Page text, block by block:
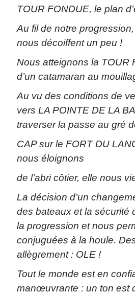
TOUR FONDUE, le plan
Au fil de notre
nous décoiffent un peu !
Nous atteignons la TOUR
d’un catamaran au
Au vu des conditions de
vers LA POINTE DE LA
traverser la passe au gré
CAP sur le FORT DU
nous éloignons
de l’abri côtier, elle nous
La décision d’un
des bateaux et la
la progression et nous
conjuguées à la houle.
allègrement : OLE !
Tout le monde est en
manœuvrante : un ton est